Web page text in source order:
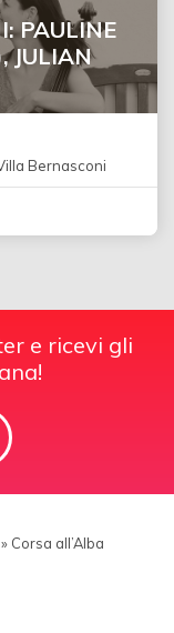
PAULINE
JULIAN
Bernasconi
e ricevi gli
» Corsa all’Alba